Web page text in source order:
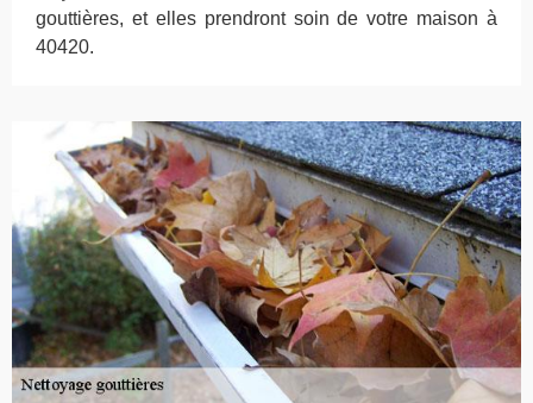
gouttières, et elles prendront soin de votre maison à
40420.